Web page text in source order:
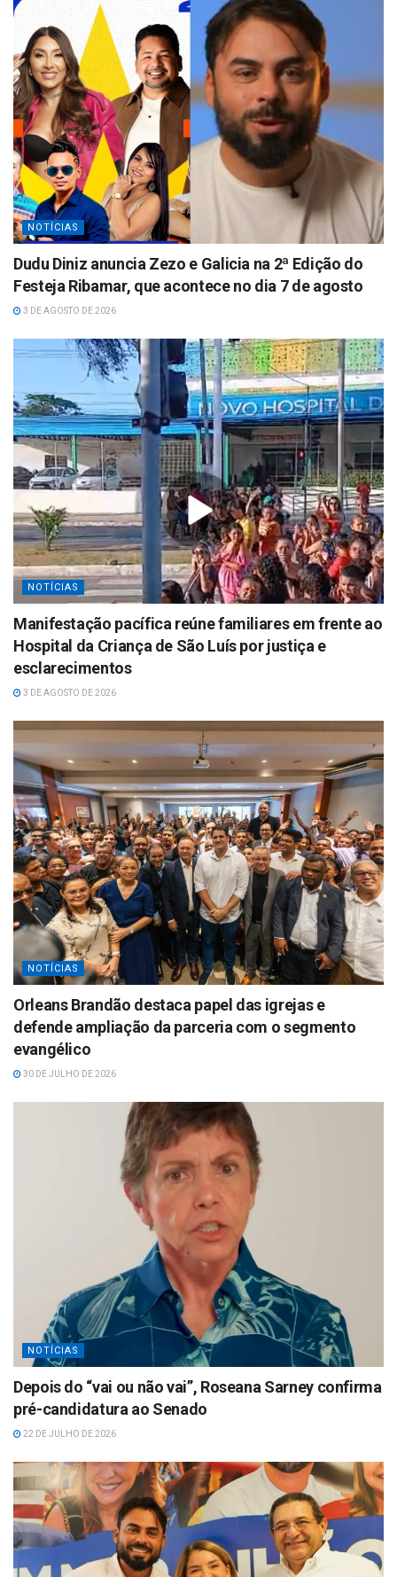
NOTÍCIAS
Dudu Diniz anuncia Zezo e Galicia na 2ª Edição do
Festeja Ribamar, que acontece no dia 7 de agosto
3 DE AGOSTO DE 2026
NOTÍCIAS
Manifestação pacífica reúne familiares em frente ao
Hospital da Criança de São Luís por justiça e
esclarecimentos
3 DE AGOSTO DE 2026
NOTÍCIAS
Orleans Brandão destaca papel das igrejas e
defende ampliação da parceria com o segmento
evangélico
30 DE JULHO DE 2026
NOTÍCIAS
Depois do “vai ou não vai”, Roseana Sarney confirma
pré-candidatura ao Senado
22 DE JULHO DE 2026